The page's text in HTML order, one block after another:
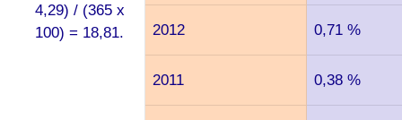
4,29) / (365 x
100) = 18,81.
2012 0,71 %
2011 0,38 %